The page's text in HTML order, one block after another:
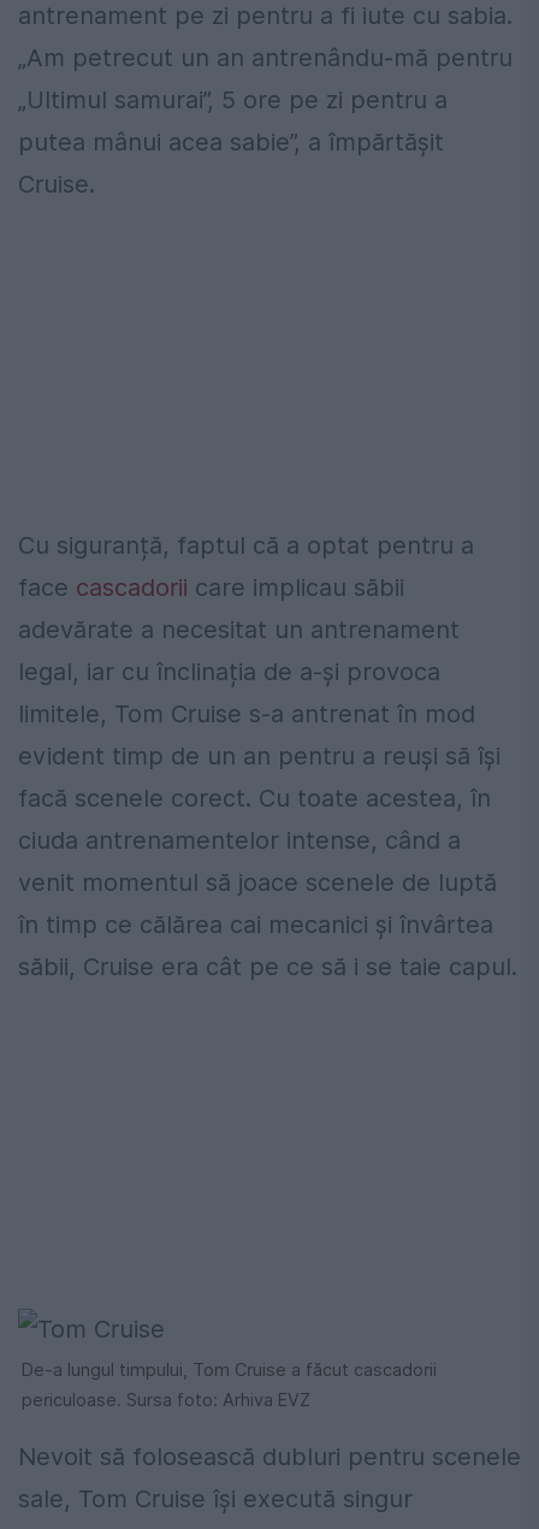
antrenament pe zi pentru a fi iute cu sabia.
„Am petrecut un an antrenându-mă pentru
„Ultimul samurai”, 5 ore pe zi pentru a
putea mânui acea sabie”, a împărtășit
Cruise.
Cu siguranță, faptul că a optat pentru a
face cascadorii care implicau săbii
adevărate a necesitat un antrenament
legal, iar cu înclinația de a-și provoca
limitele, Tom Cruise s-a antrenat în mod
evident timp de un an pentru a reuși să își
facă scenele corect. Cu toate acestea, în
ciuda antrenamentelor intense, când a
venit momentul să joace scenele de luptă
în timp ce călărea cai mecanici și învârtea
săbii, Cruise era cât pe ce să i se taie capul.
De-a lungul timpului, Tom Cruise a făcut cascadorii
periculoase. Sursa foto: Arhiva EVZ
Nevoit să folosească dubluri pentru scenele
sale, Tom Cruise își execută singur